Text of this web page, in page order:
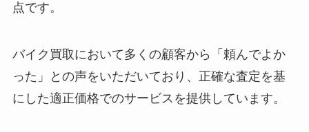
点です。
バイク買取において多くの顧客から「頼んでよか
った」との声をいただいており、正確な査定を基
にした適正価格でのサービスを提供しています。